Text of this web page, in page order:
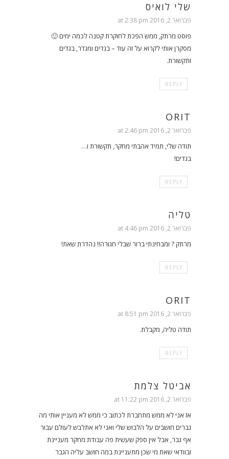
שלי לואיס
פברואר 2, 2016 at 2:38 pm
פוסט מרתק, ממש הפכת לחוקרת קטנה לכמה ימים 🙂
מסקרן אותי לקרוא על זה עוד – בגדים ומגדר, בגדים
ותקשורת.
REPLY
ORIT
פברואר 2, 2016 at 2:46 pm
תודה שלי, תמיד אהבתי מחקר, תקשורת ו…
בגדים!
REPLY
טליה
פברואר 2, 2016 at 4:46 pm
מרתק ? ומבחינתי ברור שבלי חגורה!! נהדרת שאת!
REPLY
ORIT
פברואר 2, 2016 at 8:51 pm
תודה טליה, מקבלת.
REPLY
אביטל צלמת
פברואר 2, 2016 at 11:22 pm
אז אני לא ממש מתחברת לכתוב כי ממש לא מעניין אותי מה
גברים חושבים על הלבוש שלי ואני לא אתלבש לעולם עבור
אף גבר, אבל אין ספק שעשית פה עבודת מחקר מעניינת
ובוודאי שאת מי שכן מתעניינת במה חושב עליה הגבר